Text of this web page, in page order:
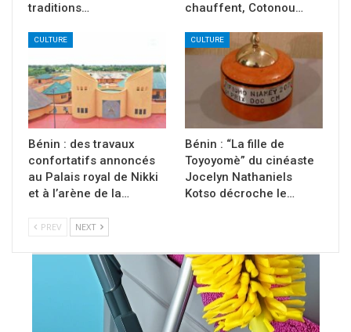
traditions…
chauffent, Cotonou…
CULTURE
Bénin : des travaux
confortatifs annoncés
au Palais royal de Nikki
et à l’arène de la…
CULTURE
Bénin : “La fille de
Toyoyomè” du cinéaste
Jocelyn Nathaniels
Kotso décroche le…
PREV NEXT